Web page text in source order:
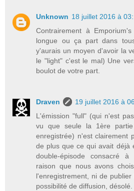
Unknown 18 juillet 2016 à
Contrairement à
longue ou ça part dans
y'aurais un moyen d'avoir la
le "light" c'est le mal) Une
boulot de votre part.
Draven
19 juillet 2016 à
L'émission "full" (qui n'est
vu que seule la 1ère
enregistrée) n'est clairement
de plus que ce qui avait déjà
double-épisode consacré
raison que nous avons
l'enregistrement, ni de
possibilité de diffusion, désolé.